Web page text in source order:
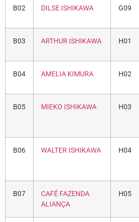
B02 DILSE ISHIKAWA G09
B03 ARTHUR ISHIKAWA H01
B04 AMELIA KIMURA H02
B05 MIEKO ISHIKAWA H03
B06 WALTER ISHIKAWA H04
B07
CAFÉ FAZENDA
ALIANÇA
H05